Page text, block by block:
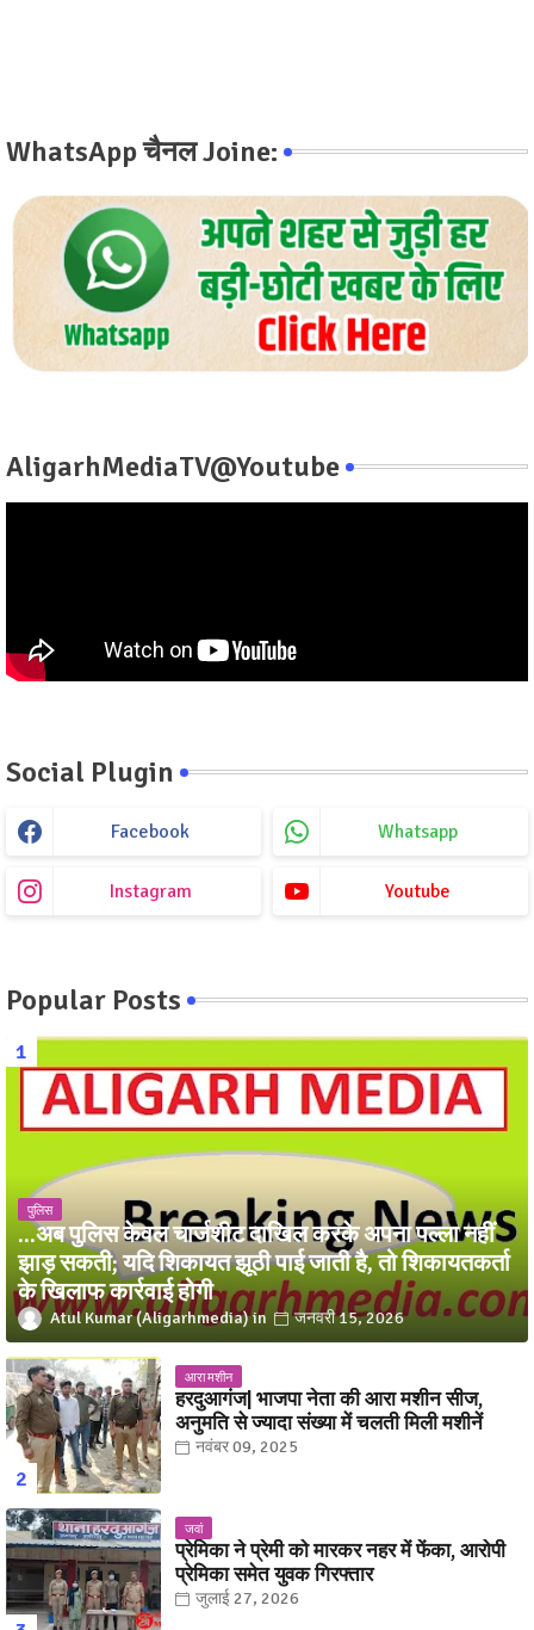
WhatsApp चैनल Joine:
AligarhMediaTV@Youtube
Social Plugin
Facebook Whatsapp
Instagram Youtube
Popular Posts
पुलिस
...अब पुलिस केवल चार्जशीट दाखिल करके अपना पल्ला नहीं
झाड़ सकती; यदि शिकायत झूठी पाई जाती है, तो शिकायतकर्ता
के खिलाफ कार्रवाई होगी
Atul Kumar (Aligarhmedia) जनवरी 15, 2026
आरा मशीन
हरदुआगंज| भाजपा नेता की आरा मशीन सीज,
अनुमति से ज्यादा संख्या में चलती मिली मशीनें
नवंबर 09, 2025
जवां
प्रेमिका ने प्रेमी को मारकर नहर में फेंका, आरोपी
प्रेमिका समेत युवक गिरफ्तार
जुलाई 27, 2026